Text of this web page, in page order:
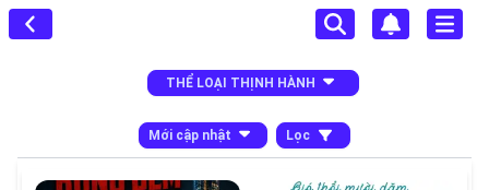
THỂ LOẠI THỊNH HÀNH
Mới cập nhật Lọc